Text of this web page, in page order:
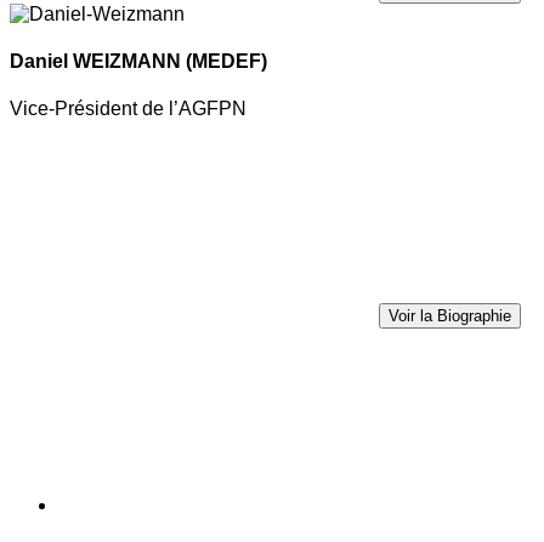
Daniel WEIZMANN (MEDEF)
Vice-Président de l’AGFPN
Voir la Biographie